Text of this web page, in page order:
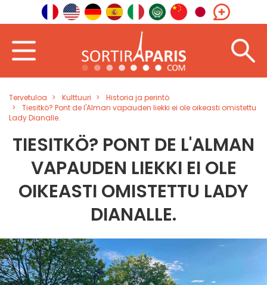
Tervetuloa Kulttuuri
Historia ja perintö
Tiesitkö? Pont de l'Alman vapauden liekki ei ole oikeasti omistettu
Lady Dianalle.
TIESITKÖ? PONT DE L'ALMAN
VAPAUDEN LIEKKI EI OLE
OIKEASTI OMISTETTU LADY
DIANALLE.